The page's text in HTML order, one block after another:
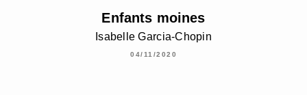
Enfants moines
Isabelle Garcia-Chopin
04/11/2020